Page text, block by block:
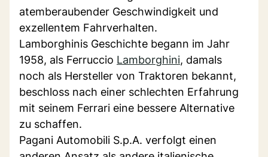
atemberaubender Geschwindigkeit und
exzellentem Fahrverhalten.
Lamborghinis Geschichte begann im Jahr
1958, als Ferruccio Lamborghini, damals
noch als Hersteller von Traktoren bekannt,
beschloss nach einer schlechten Erfahrung
mit seinem Ferrari eine bessere Alternative
zu schaffen.
Pagani Automobili S.p.A. verfolgt einen